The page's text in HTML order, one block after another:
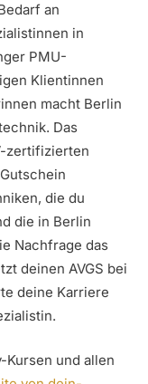
an
in
PMU-
Klientinnen
macht Berlin
Das
zertifizierten
die du
die in Berlin
Nachfrage das
deinen AVGS bei
deine Karriere
und allen